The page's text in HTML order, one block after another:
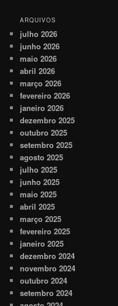
ARQUIVOS
julho 2026
junho 2026
maio 2026
abril 2026
março 2026
fevereiro 2026
janeiro 2026
dezembro 2025
outubro 2025
setembro 2025
agosto 2025
julho 2025
junho 2025
maio 2025
abril 2025
março 2025
fevereiro 2025
janeiro 2025
dezembro 2024
novembro 2024
outubro 2024
setembro 2024